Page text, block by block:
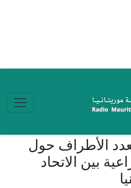
الأطراف حول
بين الاتحاد